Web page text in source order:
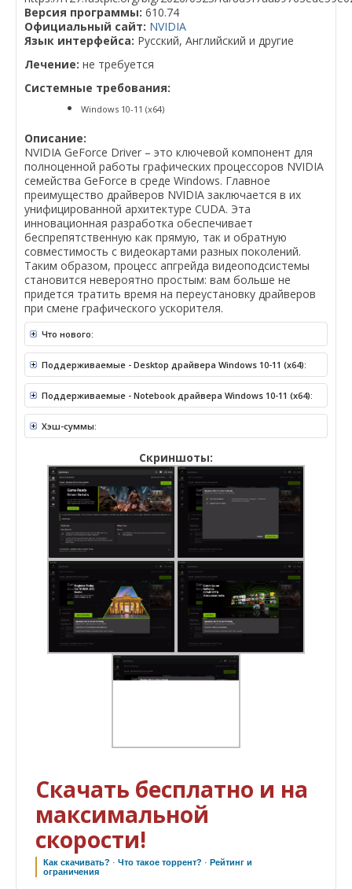
Версия программы: 610.74
Официальный сайт: NVIDIA
Язык интерфейса: Русский, Английский и другие
Лечение: не требуется
Системные требования:
Windows 10-11 (x64)
Описание:
NVIDIA GeForce Driver – это ключевой компонент для
полноценной работы графических процессоров NVIDIA
семейства GeForce в среде Windows. Главное
преимущество драйверов NVIDIA заключается в их
унифицированной архитектуре CUDA. Эта
инновационная разработка обеспечивает
беспрепятственную как прямую, так и обратную
совместимость с видеокартами разных поколений.
Таким образом, процесс апгрейда видеоподсистемы
становится невероятно простым: вам больше не
придется тратить время на переустановку драйверов
при смене графического ускорителя.
Что нового:
Поддерживаемые - Desktop драйвера Windows 10-11 (x64):
Поддерживаемые - Notebook драйвера Windows 10-11 (x64):
Хэш-суммы:
Скриншоты:
Скачать бесплатно и на
максимальной
скорости!
Как скачивать? ·Что такое торрент? ·Рейтинг и
ограничения